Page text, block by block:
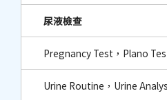
尿液檢查
Pregnancy Test，Plano
Urine Routine，Urine